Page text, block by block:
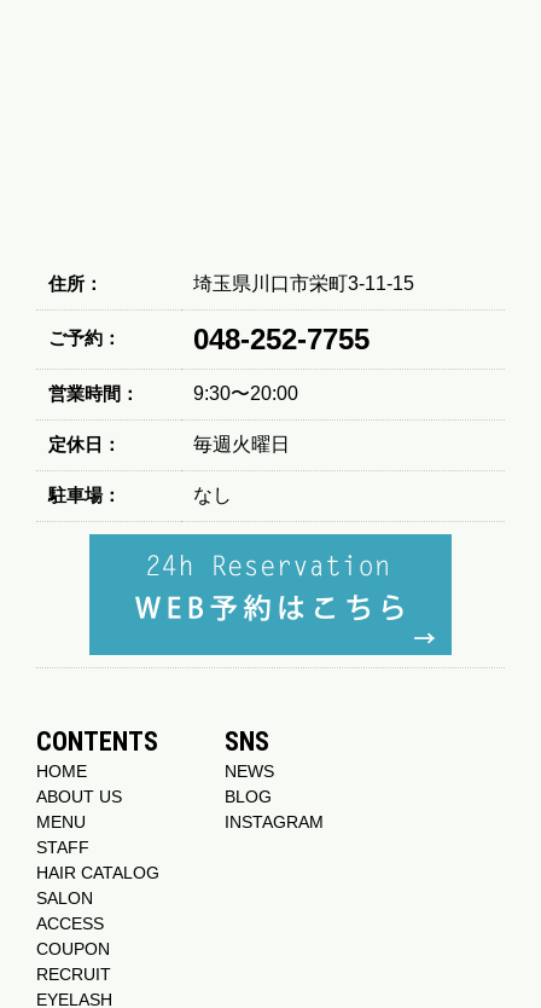
住所： 埼玉県川口市栄町3-11-15
ご予約： 048-252-7755
営業時間： 9:30〜20:00
定休日： 毎週火曜日
駐車場： なし
CONTENTS
HOME
ABOUT US
MENU
STAFF
HAIR CATALOG
SALON
ACCESS
COUPON
RECRUIT
EYELASH
SNS
NEWS
BLOG
INSTAGRAM